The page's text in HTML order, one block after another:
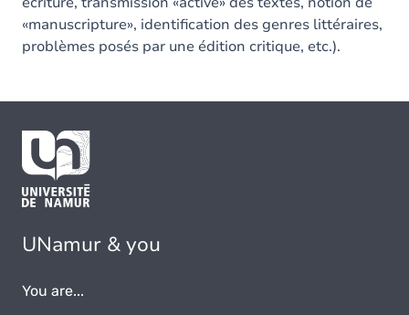
«manuscripture», identification des genres littéraires,
problèmes posés par une édition critique, etc.).
UNamur & you
You are...